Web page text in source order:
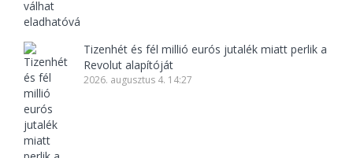
Tizenhét és fél millió eurós jutalék miatt perlik a
Revolut alapítóját
2026. augusztus 4. 14:27